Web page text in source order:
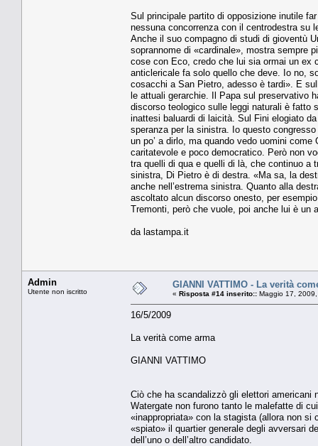
Sul principale partito di opposizione inutile
nessuna concorrenza con il centrodestra su
Anche il suo compagno di studi di gioventù
soprannome di «cardinale», mostra sempre
cose con Eco, credo che lui sia ormai un ex
anticlericale fa solo quello che deve. Io no,
cosacchi a San Pietro, adesso è tardi». E
le attuali gerarchie. Il Papa sul preservativo
discorso teologico sulle leggi naturali è fatto
inattesi baluardi di laicità. Sul Fini elogiato
speranza per la sinistra. Io questo
un po’ a dirlo, ma quando vedo uomini
caritatevole e poco democratico. Però non
tra quelli di qua e quelli di là, che continuo a
sinistra, Di Pietro è di destra. «Ma sa, la
anche nell’estrema sinistra. Quanto alla
ascoltato alcun discorso onesto, per
Tremonti, però che vuole, poi anche lui è un
da lastampa.it
Admin
Utente non iscritto
GIANNI VATTIMO - La verità
« Risposta #14 inserito:: Maggio 17,
16/5/2009
La verità come arma
GIANNI VATTIMO
Ciò che ha scandalizzò gli elettori americani
Watergate non furono tanto le malefatte di
«inappropriata» con la stagista (allora non
«spiato» il quartier generale degli avversari
dell’uno o dell’altro candidato.